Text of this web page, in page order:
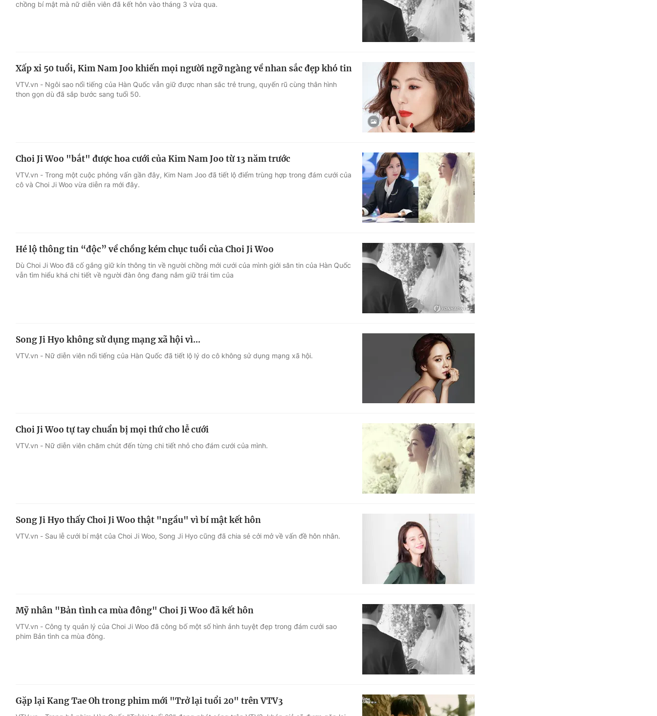
chồng bí mật mà nữ diễn viên đã kết hôn vào tháng 3 vừa qua.
Xấp xỉ 50 tuổi, Kim Nam Joo khiến mọi người ngỡ ngàng về nhan sắc đẹp khó tin
VTV.vn - Ngôi sao nổi tiếng của Hàn Quốc vẫn giữ được nhan sắc trẻ trung, quyến rũ cùng thân hình
thon gọn dù đã sắp bước sang tuổi 50.
Choi Ji Woo "bắt" được hoa cưới của Kim Nam Joo từ 13 năm trước
VTV.vn - Trong một cuộc phỏng vấn gần đây, Kim Nam Joo đã tiết lộ điểm trùng hợp trong đám cưới của
cô và Choi Ji Woo vừa diễn ra mới đây.
Hé lộ thông tin “độc” về chồng kém chục tuổi của Choi Ji Woo
Dù Choi Ji Woo đã cố gắng giữ kín thông tin về người chồng mới cưới của mình giới săn tin của Hàn Quốc
vẫn tìm hiểu khá chi tiết về người đàn ông đang nắm giữ trái tim của
Song Ji Hyo không sử dụng mạng xã hội vì...
VTV.vn - Nữ diễn viên nổi tiếng của Hàn Quốc đã tiết lộ lý do cô không sử dụng mạng xã hội.
Choi Ji Woo tự tay chuẩn bị mọi thứ cho lễ cưới
VTV.vn - Nữ diễn viên chăm chút đến từng chi tiết nhỏ cho đám cưới của mình.
Song Ji Hyo thấy Choi Ji Woo thật "ngầu" vì bí mật kết hôn
VTV.vn - Sau lễ cưới bí mật của Choi Ji Woo, Song Ji Hyo cũng đã chia sẻ cởi mở về vấn đề hôn nhân.
Mỹ nhân "Bản tình ca mùa đông" Choi Ji Woo đã kết hôn
VTV.vn - Công ty quản lý của Choi Ji Woo đã công bố một số hình ảnh tuyệt đẹp trong đám cưới sao
phim Bản tình ca mùa đông.
Gặp lại Kang Tae Oh trong phim mới "Trở lại tuổi 20" trên VTV3